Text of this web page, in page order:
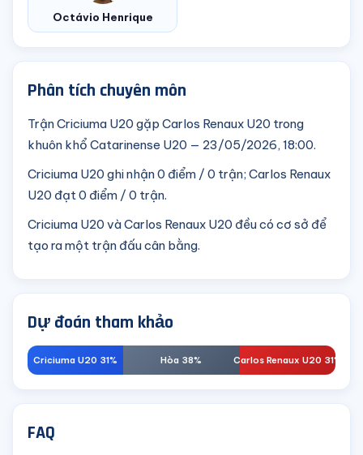
Octávio Henrique
Phân tích chuyên môn
Trận Criciuma U20 gặp Carlos Renaux U20 trong
khuôn khổ Catarinense U20 — 23/05/2026, 18:00.
Criciuma U20 ghi nhận 0 điểm / 0 trận; Carlos Renaux
U20 đạt 0 điểm / 0 trận.
Criciuma U20 và Carlos Renaux U20 đều có cơ sở để
tạo ra một trận đấu cân bằng.
Dự đoán tham khảo
Criciuma U20 31% Hòa 38% Carlos Renaux U20 31%
FAQ